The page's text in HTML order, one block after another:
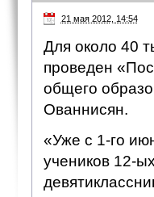
21 мая 2012, 14:54
Для около 40
проведен
общего
Ованнисян.
«Уже с 1-го
учеников 12-